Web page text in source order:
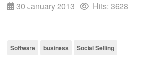
30 January 2013
Hits: 3628
Software business Social Selling